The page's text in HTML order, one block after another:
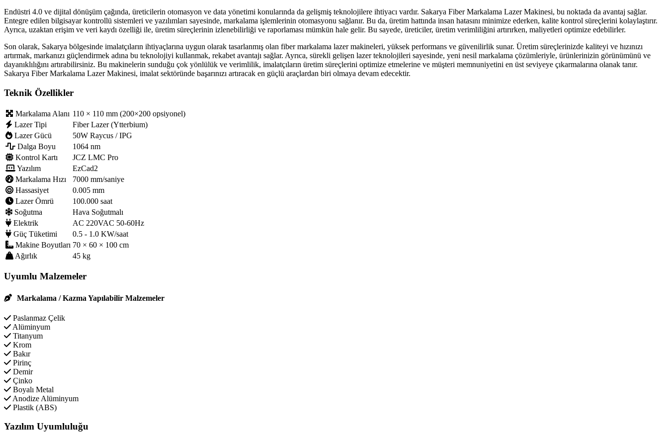
Endüstri 4.0 ve dijital dönüşüm çağında, üreticilerin otomasyon ve data yönetimi konularında da gelişmiş teknolojilere ihtiyacı vardır. Sakarya Fiber Markalama Lazer Makinesi, bu noktada da avantaj sağlar.
Entegre edilen bilgisayar kontrollü sistemleri ve yazılımları sayesinde, markalama işlemlerinin otomasyonu sağlanır. Bu da, üretim hattında insan hatasını minimize ederken, kalite kontrol süreçlerini kolaylaştırır.
Ayrıca, uzaktan erişim ve veri kaydı özelliği ile, üretim süreçlerinin izlenebilirliği ve raporlaması mümkün hale gelir. Bu sayede, üreticiler, üretim verimliliğini artırırken, maliyetleri optimize edebilirler.
Son olarak, Sakarya bölgesinde imalatçıların ihtiyaçlarına uygun olarak tasarlanmış olan fiber markalama lazer makineleri, yüksek performans ve güvenilirlik sunar. Üretim süreçlerinizde kaliteyi ve hızınızı
artırmak, markanızı güçlendirmek adına bu teknolojiyi kullanmak, rekabet avantajı sağlar. Ayrıca, sürekli gelişen lazer teknolojileri sayesinde, yeni nesil markalama çözümleriyle, ürünlerinizin görünümünü ve
dayanıklılığını artırabilirsiniz. Bu makinelerin sunduğu çok yönlülük ve verimlilik, imalatçıların üretim süreçlerini optimize etmelerine ve müşteri memnuniyetini en üst seviyeye çıkarmalarına olanak tanır.
Sakarya Fiber Markalama Lazer Makinesi, imalat sektöründe başarınızı artıracak en güçlü araçlardan biri olmaya devam edecektir.
Teknik Özellikler
Markalama Alanı 110 × 110 mm (200×200 opsiyonel)
Lazer Tipi
Fiber Lazer (Ytterbium)
Lazer Gücü
50W Raycus / IPG
Dalga Boyu
1064 nm
Kontrol Kartı
JCZ LMC Pro
Yazılım
EzCad2
Markalama Hızı
7000 mm/saniye
Hassasiyet
0.005 mm
Lazer Ömrü
100.000 saat
Soğutma
Hava Soğutmalı
Elektrik
AC 220VAC 50-60Hz
Güç Tüketimi
0.5 - 1.0 KW/saat
Makine Boyutları 70 × 60 × 100 cm
Ağırlık
45 kg
Uyumlu Malzemeler
Markalama / Kazma Yapılabilir Malzemeler
Paslanmaz Çelik
Alüminyum
Titanyum
Krom
Bakır
Pirinç
Demir
Çinko
Boyalı Metal
Anodize Alüminyum
Plastik (ABS)
Yazılım Uyumluluğu